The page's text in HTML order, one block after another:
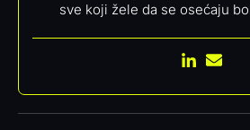
sve koji žele da se osećaju